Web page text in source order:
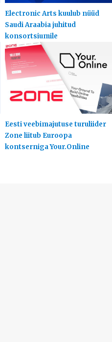
Electronic Arts kuulub nüüd
Saudi Araabia juhitud
konsortsiumile
Eesti veebimajutuse turuliider
Zone liitub Euroopa
kontserniga Your.Online